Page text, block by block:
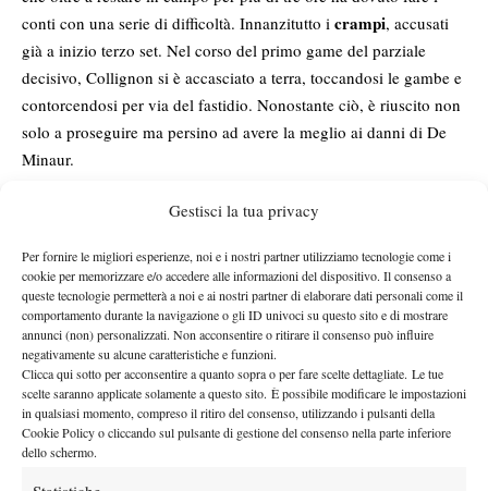
Gestisci la tua privacy
Per fornire le migliori esperienze, noi e i nostri partner utilizziamo tecnologie come i
cookie per memorizzare e/o accedere alle informazioni del dispositivo. Il consenso a
queste tecnologie permetterà a noi e ai nostri partner di elaborare dati personali come il
comportamento durante la navigazione o gli ID univoci su questo sito e di mostrare
annunci (non) personalizzati. Non acconsentire o ritirare il consenso può influire
negativamente su alcune caratteristiche e funzioni.
Clicca qui sotto per acconsentire a quanto sopra o per fare scelte dettagliate. Le tue
scelte saranno applicate solamente a questo sito. È possibile modificare le impostazioni
in qualsiasi momento, compreso il ritiro del consenso, utilizzando i pulsanti della
Cookie Policy o cliccando sul pulsante di gestione del consenso nella parte inferiore
dello schermo.
conti con una serie di difficoltà. Innanzitutto i crampi, accusati
già a inizio terzo set. Nel corso del primo game del parziale
decisivo, Collignon si è accasciato a terra, toccandosi le gambe e
contorcendosi per via del fastidio. Nonostante ciò, è riuscito non
solo a proseguire ma persino ad avere la meglio ai danni di De
Minaur.